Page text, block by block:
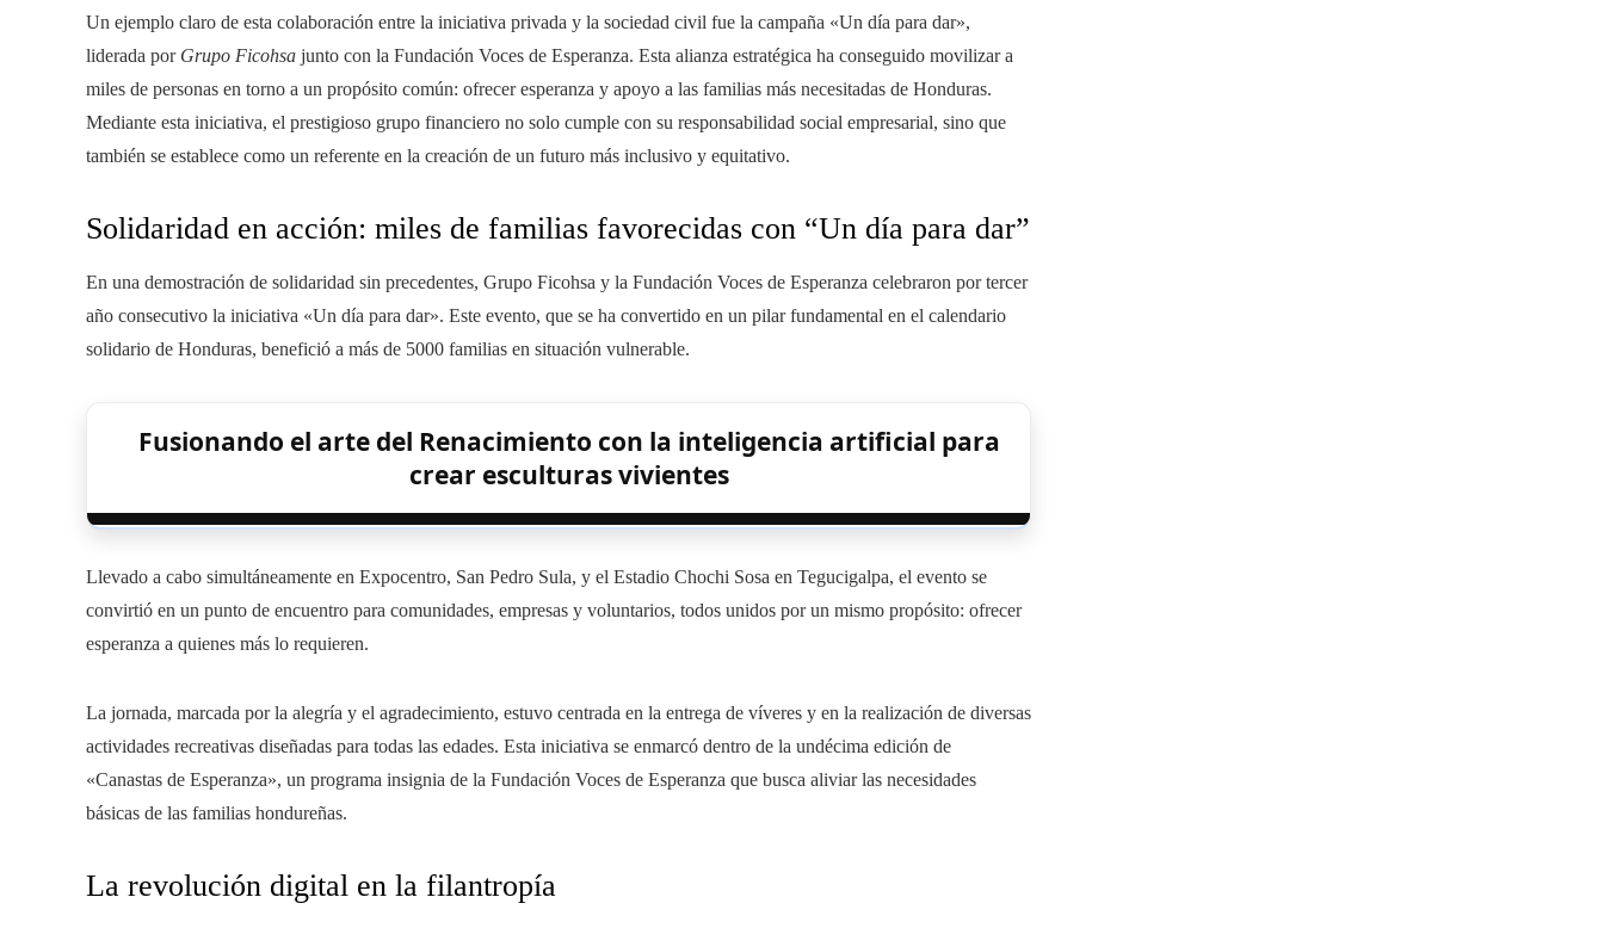
Un ejemplo claro de esta colaboración entre la iniciativa privada y la sociedad civil fue la campaña «Un día para dar»,
liderada por Grupo Ficohsa junto con la Fundación Voces de Esperanza. Esta alianza estratégica ha conseguido movilizar a
miles de personas en torno a un propósito común: ofrecer esperanza y apoyo a las familias más necesitadas de Honduras.
Mediante esta iniciativa, el prestigioso grupo financiero no solo cumple con su responsabilidad social empresarial, sino que
también se establece como un referente en la creación de un futuro más inclusivo y equitativo.
Solidaridad en acción: miles de familias favorecidas con “Un día para dar”
En una demostración de solidaridad sin precedentes, Grupo Ficohsa y la Fundación Voces de Esperanza celebraron por tercer
año consecutivo la iniciativa «Un día para dar». Este evento, que se ha convertido en un pilar fundamental en el calendario
solidario de Honduras, benefició a más de 5000 familias en situación vulnerable.
Fusionando el arte del Renacimiento con la inteligencia artificial para
crear esculturas vivientes
Llevado a cabo simultáneamente en Expocentro, San Pedro Sula, y el Estadio Chochi Sosa en Tegucigalpa, el evento se
convirtió en un punto de encuentro para comunidades, empresas y voluntarios, todos unidos por un mismo propósito: ofrecer
esperanza a quienes más lo requieren.
La jornada, marcada por la alegría y el agradecimiento, estuvo centrada en la entrega de víveres y en la realización de diversas
actividades recreativas diseñadas para todas las edades. Esta iniciativa se enmarcó dentro de la undécima edición de
«Canastas de Esperanza», un programa insignia de la Fundación Voces de Esperanza que busca aliviar las necesidades
básicas de las familias hondureñas.
La revolución digital en la filantropía